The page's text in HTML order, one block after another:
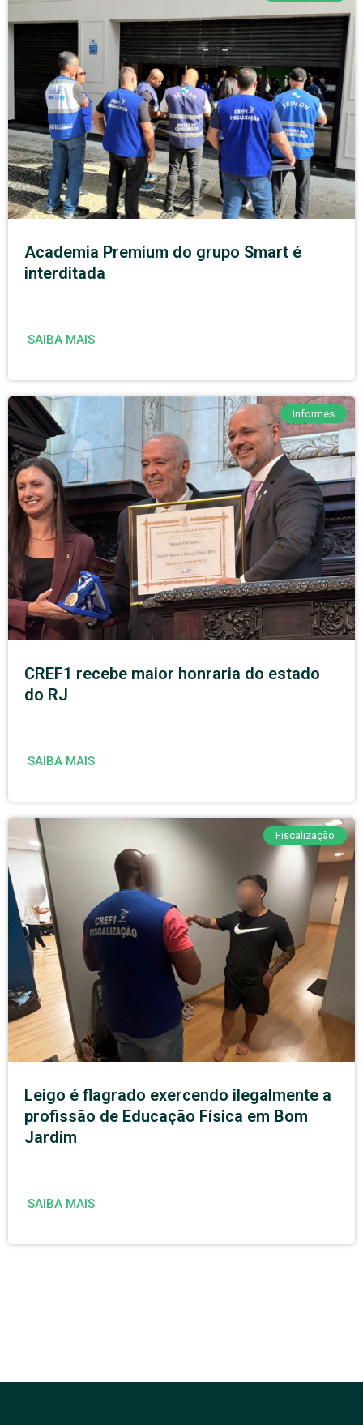
Academia Premium do grupo Smart é
interditada
SAIBA MAIS
Informes
CREF1 recebe maior honraria do estado
do RJ
SAIBA MAIS
Fiscalização
Leigo é flagrado exercendo ilegalmente a
profissão de Educação Física em Bom
Jardim
SAIBA MAIS